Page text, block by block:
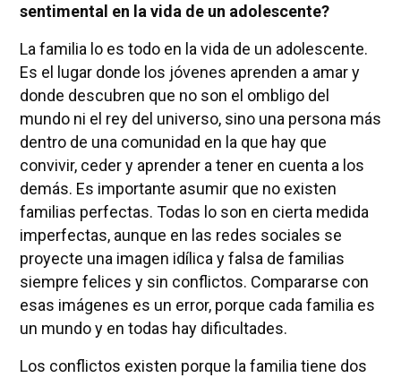
sentimental en la vida de un adolescente?
La familia lo es todo en la vida de un adolescente.
Es el lugar donde los jóvenes aprenden a amar y
donde descubren que no son el ombligo del
mundo ni el rey del universo, sino una persona más
dentro de una comunidad en la que hay que
convivir, ceder y aprender a tener en cuenta a los
demás. Es importante asumir que no existen
familias perfectas. Todas lo son en cierta medida
imperfectas, aunque en las redes sociales se
proyecte una imagen idílica y falsa de familias
siempre felices y sin conflictos. Compararse con
esas imágenes es un error, porque cada familia es
un mundo y en todas hay dificultades.
Los conflictos existen porque la familia tiene dos